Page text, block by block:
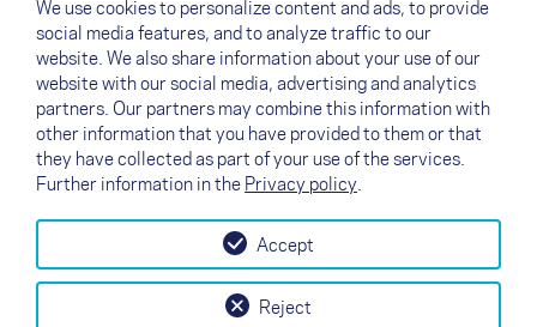
XXS
Presentation
伞绳分布
动力飞行
认证
说明书
Dealers
We use cookies to personalize content and ads, to provide
social media features, and to analyze traffic to our
website. We also share information about your use of our
website with our social media, advertising and analytics
partners. Our partners may combine this information with
other information that you have provided to them or that
they have collected as part of your use of the services.
Further information in the Privacy policy.
Reject
Accept